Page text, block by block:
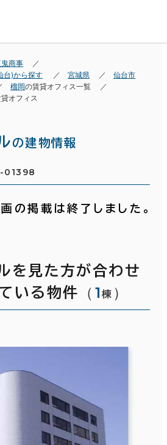
商事
台)から探す
宮城県
仙台市
榴岡の賃貸オフィス一覧
オフィス
の建物情報
01398
の掲載は終了しました。
を見た方が合わせ
いる物件
（ 1棟 ）